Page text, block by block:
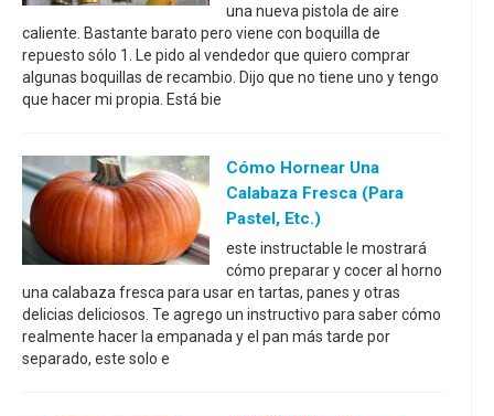
una nueva pistola de aire
caliente. Bastante barato pero viene con boquilla de
repuesto sólo 1. Le pido al vendedor que quiero comprar
algunas boquillas de recambio. Dijo que no tiene uno y tengo
que hacer mi propia. Está bie
Cómo Hornear Una
Calabaza Fresca (para
Pastel, Etc.)
este instructable le mostrará
cómo preparar y cocer al horno
una calabaza fresca para usar en tartas, panes y otras
delicias deliciosos. Te agrego un instructivo para saber cómo
realmente hacer la empanada y el pan más tarde por
separado, este solo e